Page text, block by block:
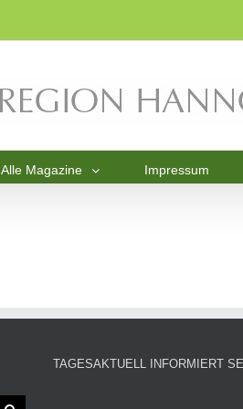
Alle Magazine Impressum
TAGESAKTUELL INFORMIERT